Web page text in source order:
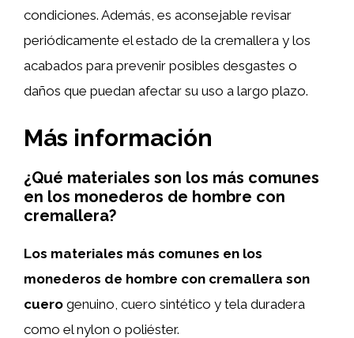
condiciones. Además, es aconsejable revisar
periódicamente el estado de la cremallera y los
acabados para prevenir posibles desgastes o
daños que puedan afectar su uso a largo plazo.
Más información
¿Qué materiales son los más comunes
en los monederos de hombre con
cremallera?
Los materiales más comunes en los
monederos de hombre con cremallera son
cuero genuino, cuero sintético y tela duradera
como el nylon o poliéster.